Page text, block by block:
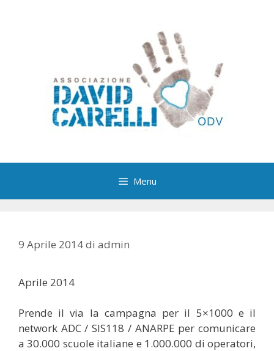
Menu
9 Aprile 2014di admin
Aprile 2014
Prende il via la campagna per il 5×1000 e il
network ADC / SIS118 / ANARPE per comunicare
a 30.000 scuole italiane e 1.000.000 di operatori,